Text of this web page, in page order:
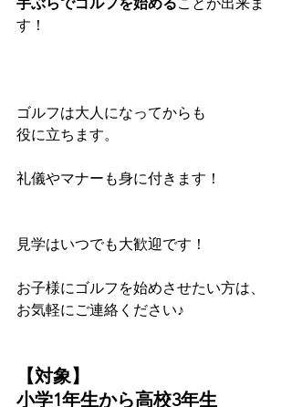
す！
ゴルフは大人になってからも
役に立ちます。
礼儀やマナーも身に付きます！
見学はいつでも大歓迎です！
お子様にゴルフを始めさせたい方は、
お気軽にご連絡ください♪
【対象】
小学1年生から高校3年生